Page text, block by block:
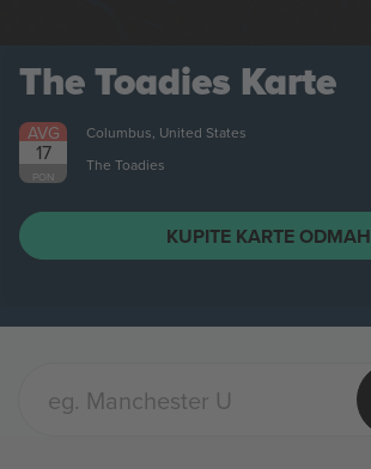
The Toadies Karte
AVG
17
PON
Columbus, United States
The Toadies
KUPITE KARTE ODMAH